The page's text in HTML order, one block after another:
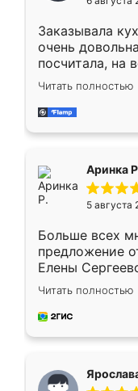
мебели буду
Заказывала
очень
посчитала, на
Замерщик
делу со всей
за день,
Читать полностью
Аринка
5 августа
Больше всех
предложение
Елены
короткие
для замера
предложил по
Читать полностью